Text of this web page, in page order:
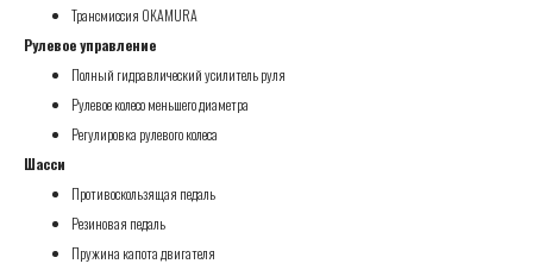
Трансмиссия OKAMURA
Рулевое управление
Полный гидравлический усилитель руля
Рулевое колесо меньшего диаметра
Регулировка рулевого колеса
Шасси
Противоскользящая педаль
Резиновая педаль
Пружина капота двигателя